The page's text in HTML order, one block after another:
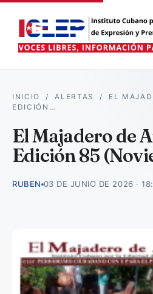
INICIO /ALERTAS / EL
EDICIÓN…
El Majadero de
Edición 85
RUBEN 03 DE JUNIO DE 2026 ·